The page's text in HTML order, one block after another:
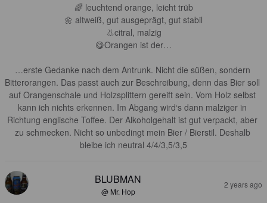
🌈 leuchtend orange, leicht trüb
🌼 altweiß, gut ausgeprägt, gut stabil
👃citral, malzig
😋Orangen ist der…
…erste Gedanke nach dem Antrunk. Nicht die süßen, sondern
Bitterorangen. Das passt auch zur Beschreibung, denn das Bier soll
auf Orangenschale und Holzsplittern gereift sein. Vom Holz selbst
kann ich nichts erkennen. Im Abgang wird‘s dann malziger in
Richtung englische Toffee. Der Alkoholgehalt ist gut verpackt, aber
zu schmecken. Nicht so unbedingt mein Bier / Bierstil. Deshalb
bleibe ich neutral 4/4/3,5/3,5
BLUBMAN
@ Mr. Hop
2 years ago